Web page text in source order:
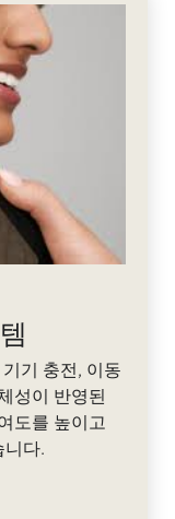
기 충전, 이동
성이 반영된
도를 높이고
니다.